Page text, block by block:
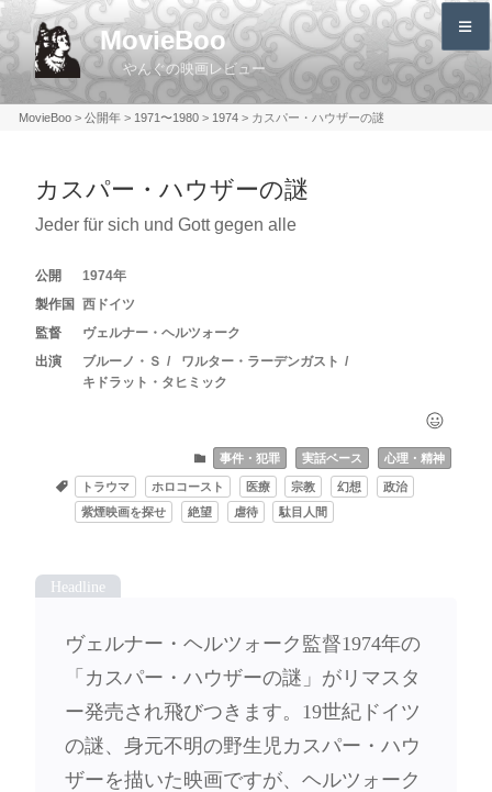
コ
ン
テ
ン
MovieBoo
やんぐの映画レビュー
MovieBoo> 公開年> 1971〜1980> 1974> カスパー・ハウザーの謎
カスパー・ハウザーの謎
Jeder für sich und Gott gegen alle
1974
西ドイツ
ヴェルナー・ヘルツォーク
ブルーノ・Ｓ
ワルター・ラーデンガスト
キドラット・タヒミック
事件・犯罪 実話ベース 心理・精神
トラウマ ホロコースト 医療 宗教 幻想
政治
紫煙映画を探せ
絶望 虐待 駄目人間
ヴェルナー・ヘルツォーク監督1974年の
「カスパー・ハウザーの謎」がリマスタ
ー発売され飛びつきます。19世紀ドイツ
の謎、身元不明の野生児カスパー・ハウ
ザーを描いた映画ですが、ヘルツォーク